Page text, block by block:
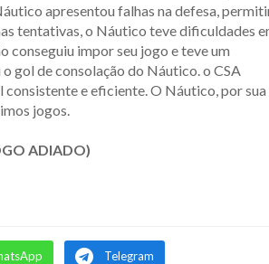
apresentou falhas na defesa,
tentativas, o Náutico teve dificuldades
conseguiu impor seu jogo e teve um
gol de consolação do Náutico. o CSA
e eficiente. O Náutico, por sua
jogos.
ADIADO)
Telegram